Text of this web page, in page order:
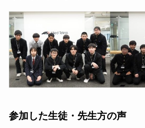
参加した生徒・先生方の声